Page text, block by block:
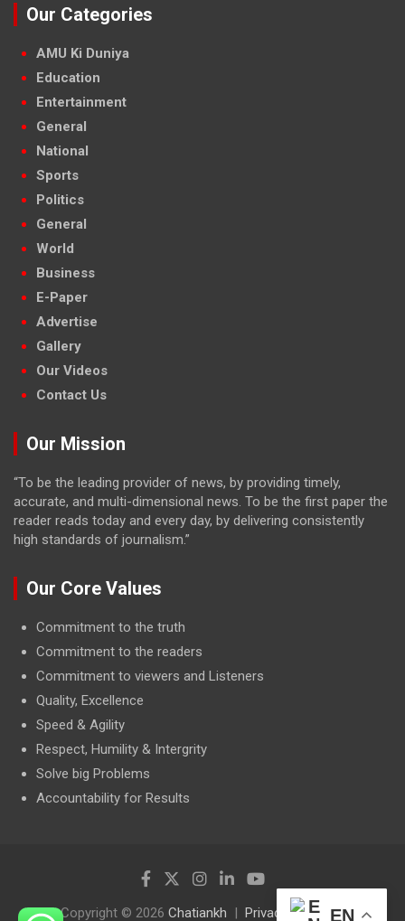
Our Categories
AMU Ki Duniya
Education
Entertainment
General
National
Sports
Politics
General
World
Business
E-Paper
Advertise
Gallery
Our Videos
Contact Us
Our Mission
“To be the leading provider of news, by providing timely,
accurate, and multi-dimensional news. To be the first paper the
reader reads today and every day, by delivering consistently
high standards of journalism.”
Our Core Values
Commitment to the truth
Commitment to the readers
Commitment to viewers and Listeners
Quality, Excellence
Speed & Agility
Respect, Humility & Intergrity
Solve big Problems
Accountability for Results
Copyright © 2026 Chatiankh Privacy Policy EN